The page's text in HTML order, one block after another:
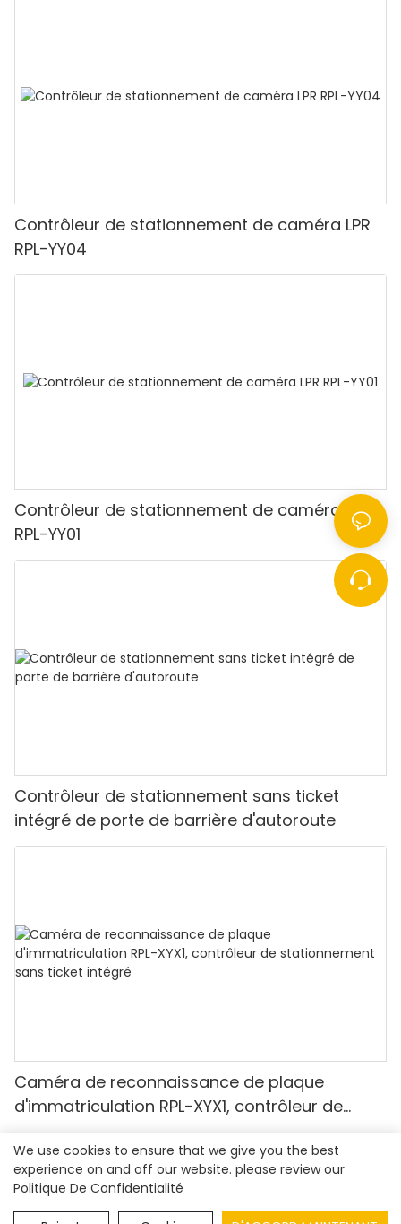
Contrôleur de stationnement de caméra LPR
RPL-YY04
Contrôleur de stationnement de caméra LPR
RPL-YY01
Contrôleur de stationnement sans ticket
intégré de porte de barrière d'autoroute
Caméra de reconnaissance de plaque
d'immatriculation RPL-XYX1, contrôleur de
Droit d'auteur© 2023
|Politique de confidentialité
We use cookies to ensure that we give you the best
experience on and off our website. please review our
Politique De Confidentialité